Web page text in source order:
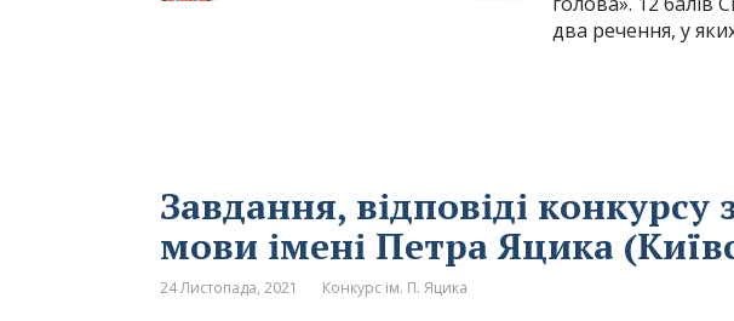
два речення, у
Завдання, відповіді конкурсу
мови імені Петра Яцика
24 Листопада, 2021 Конкурс ім. П. Яцика